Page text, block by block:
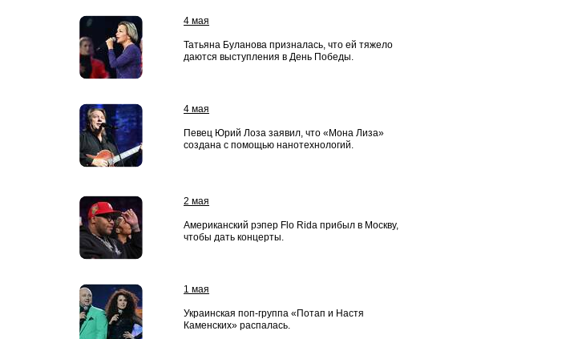
4 мая
Татьяна Буланова призналась, что ей тяжело
даются выступления в День Победы.
4 мая
Певец Юрий Лоза заявил, что «Мона Лиза»
создана с помощью нанотехнологий.
2 мая
Американский рэпер Flo Rida прибыл в Москву,
чтобы дать концерты.
1 мая
Украинская поп-группа «Потап и Настя
Каменских» распалась.